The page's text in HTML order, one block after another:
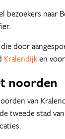
bezoekers naar
door
Kralendijken
noorden
van
tweede stad